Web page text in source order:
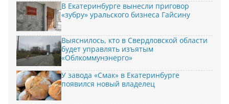
В Екатеринбурге вынесли приговор
«зубру» уральского бизнеса Гайсину
Выяснилось, кто в Свердловской области
будет управлять изъятым
«Облкоммунэнерго»
У завода «Смак» в Екатеринбурге
появился новый владелец